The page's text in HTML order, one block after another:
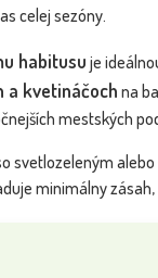
celej sezóny.
habitusu je
a kvetináčoch na
mestských
svetlozeleným
minimálny